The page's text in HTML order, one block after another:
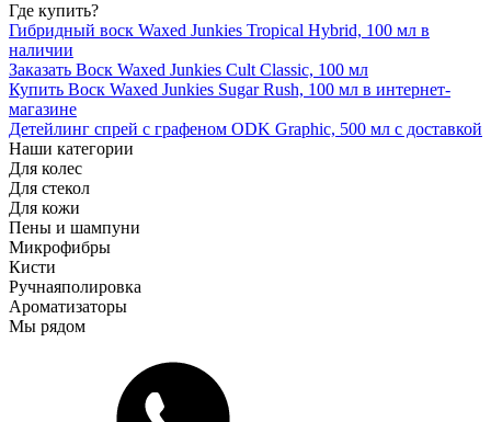
Где купить?
Гибридный воск Waxed Junkies Tropical Hybrid, 100 мл в
наличии
Заказать Воск Waxed Junkies Cult Classic, 100 мл
Купить Воск Waxed Junkies Sugar Rush, 100 мл в интернет-
магазине
Детейлинг спрей с графеном ODK Graphic, 500 мл с доставкой
Наши категории
Для колес
Для стекол
Для кожи
Пены и шампуни
Микрофибры
Кисти
Ручнаяполировка
Ароматизаторы
Мы рядом